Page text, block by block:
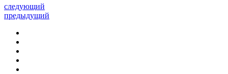
следующий
предыдущий